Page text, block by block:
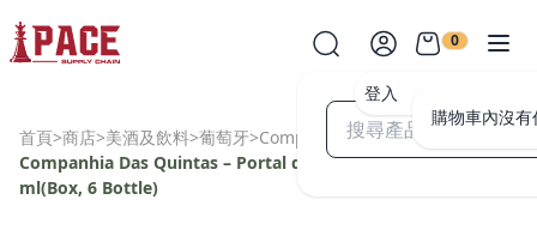
登入
0
購物車內沒
首頁>商店>美酒及飲料>葡萄牙>Companhia das Quintas
Companhia Das Quintas – Portal da Vinha red Alentejo 750
ml(Box, 6 Bottle)